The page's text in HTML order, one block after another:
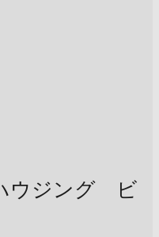
ウジング ビ